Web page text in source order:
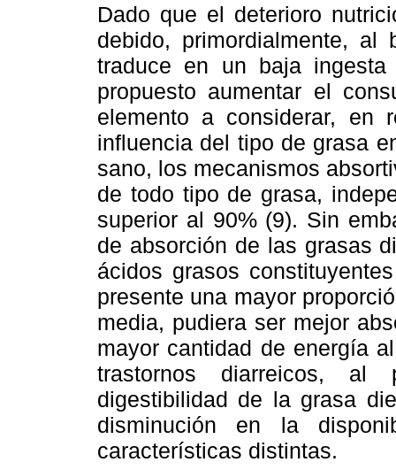
Dado que el deterioro
debido, primordialmente,
traduce en un baja
propuesto aumentar el
elemento a considerar, en
influencia del tipo de grasa
sano, los mecanismos
de todo tipo de grasa,
superior al 90% (9). Sin
de absorción de las grasas
ácidos grasos
presente una mayor
media, pudiera ser mejor
mayor cantidad de energía
trastornos diarreicos,
digestibilidad de la grasa
disminución en la
características distintas.